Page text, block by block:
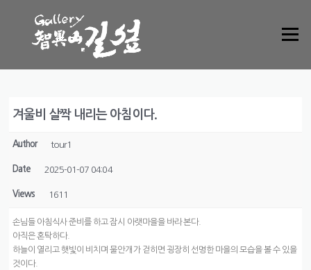
Menu
겨울비 살짝 내리는 아침이다.
Author tour1
Date 2025-01-07 04:04
Views 1611
손님들 아침식사 준비를 하고 잠시 아랫마을을 바라 본다.
아직은 혼탁하다.
하늘이 열리고 햇빛이 비치며 물안개가 걷히면 굉장히 선명한 마을의 모습을 볼 수 있을
것이다.